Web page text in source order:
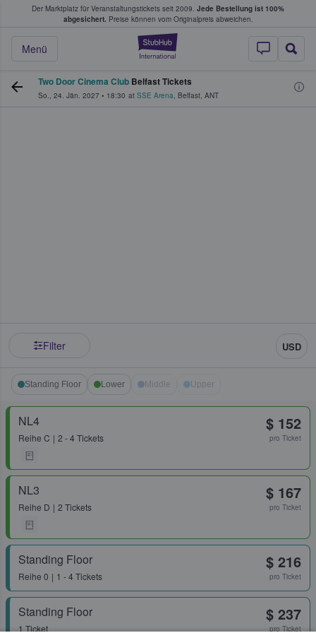
Der Marktplatz für Veranstaltungstickets seit 2009. Jede Bestellung ist 100%
abgesichert. Preise können vom Originalpreis abweichen.
StubHub - Wo
Menü
Tickets kaufen & verkaufen
Two Door Cinema Club Belfast Tickets
So., 24. Jän. 2027 • 18:30 at SSE Arena, Belfast, ANT
Filter USD
Standing Floor Lower Middle Upper
NL4
Reihe C 2 - 4 Tickets
$ 152
pro Ticket
NL3
Reihe D 2 Tickets
$ 167
pro Ticket
Standing Floor
Reihe 0 1 - 4 Tickets
$ 216
pro Ticket
Standing Floor
1 Ticket
$ 237
pro Ticket